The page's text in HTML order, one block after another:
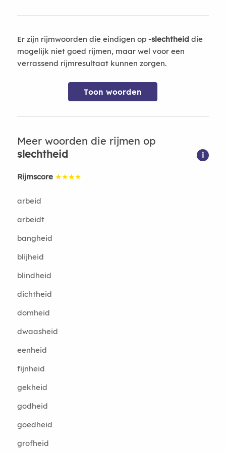
Er zijn rijmwoorden die eindigen op -slechtheid die
mogelijk niet goed rijmen, maar wel voor een
verrassend rijmresultaat kunnen zorgen.
Toon woorden
Meer woorden die rijmen op
slechtheid
i
Rijmscore ★★★★
arbeid
arbeidt
bangheid
blijheid
blindheid
dichtheid
domheid
dwaasheid
eenheid
fijnheid
gekheid
godheid
goedheid
grofheid